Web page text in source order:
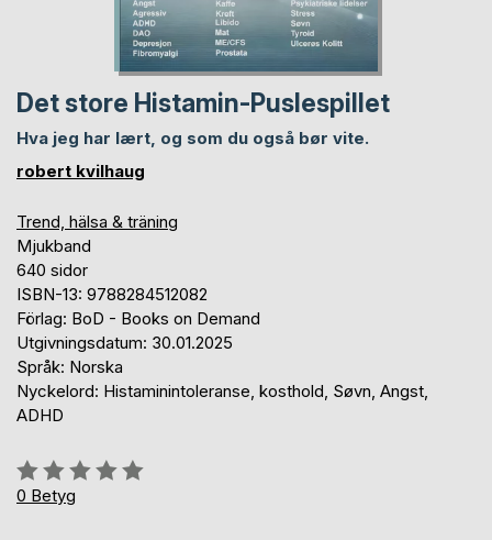
Det store Histamin-Puslespillet
Hva jeg har lært, og som du også bør vite.
robert kvilhaug
Trend, hälsa & träning
Mjukband
640 sidor
ISBN-13: 9788284512082
Förlag: BoD - Books on Demand
Utgivningsdatum: 30.01.2025
Språk: Norska
Nyckelord: Histaminintoleranse, kosthold, Søvn, Angst,
ADHD
Betyg::
0%
0 Betyg